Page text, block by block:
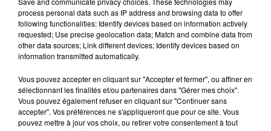
7 août 2026
LA CENTRALE NUCLÉAIRE DE CHOOZ
TOUJOURS À L'ARRÊT
process personal data such as IP address and browsing data to offer
following functionalities: Identify devices based on information actively
requested; Use precise geolocation data; Match and combine data from
other data sources; Link different devices; Identify devices based on
information transmitted automatically.
Vous pouvez accepter en cliquant sur "Accepter et fermer", ou affiner en
sélectionnant les finalités et/ou partenaires dans "Gérer mes choix".
Vous pouvez également refuser en cliquant sur "Continuer sans
accepter". Vos préférences ne s'appliqueront que pour ce site. Vous
pouvez mettre à jour vos choix, ou retirer votre consentement à tout